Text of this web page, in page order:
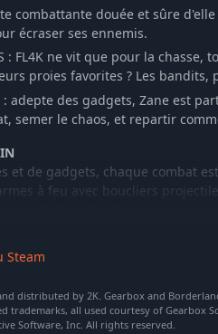
combattante douée et sûre
écraser ses ennemis.
: FL4K ne vit que pour la
proies favorites ? Les bandits,
: adepte des gadgets, Zane est
semer le chaos, et repartir
et de gadgets, chaque combat
à feu avec boucliers
? Bien sûr. Des armes à
? Et pourquoi pas ?
ennemis différents à détruire.
urbain dévasté par la guerre,
Steam
distributed by 2K. Gearbox and
trademarks, all used courtesy of Gearbox
Software, Inc. All rights reserved.